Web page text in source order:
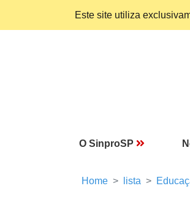
Este site utiliza
O SinproSP
Home lista